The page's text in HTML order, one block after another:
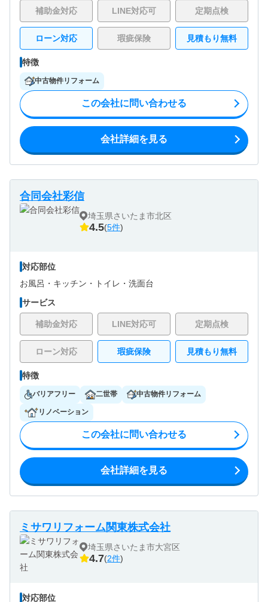
補助金対応 LINE対応可 定期点検
ローン対応 瑕疵保険 見積もり無料
特徴
中古物件リフォーム
この会社に問い合わせる
会社詳細を見る
合同会社彩信
埼玉県さいたま市北区
4.5(5件)
対応部位
お風呂・ キッチン・ トイレ・ 洗面台
サービス
補助金対応 LINE対応可 定期点検
ローン対応 瑕疵保険 見積もり無料
特徴
バリアフリー 二世帯 中古物件リフォーム
リノベーション
この会社に問い合わせる
会社詳細を見る
ミサワリフォーム関東株式会社
埼玉県さいたま市大宮区
4.7(2件)
対応部位